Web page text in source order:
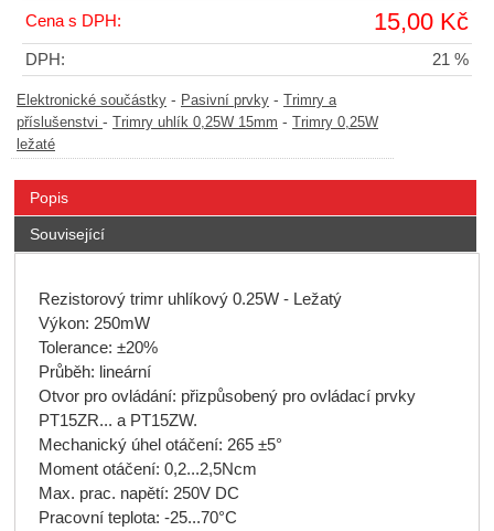
Cena s DPH: 15,00 Kč
DPH: 21 %
Elektronické součástky - Pasivní prvky -
Trimry a
příslušenstvi - Trimry uhlík 0,25W 15mm -
Trimry 0,25W
ležaté
Popis
Související
Rezistorový trimr uhlíkový 0.25W - Ležatý
Výkon: 250mW
Tolerance: ±20%
Průběh: lineární
Otvor pro ovládání: přizpůsobený pro ovládací prvky
PT15ZR... a PT15ZW.
Mechanický úhel otáčení: 265 ±5°
Moment otáčení: 0,2...2,5Ncm
Max. prac. napětí: 250V DC
Pracovní teplota: -25...70°C